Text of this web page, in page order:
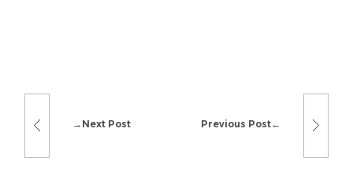
Previous Post
Next Post